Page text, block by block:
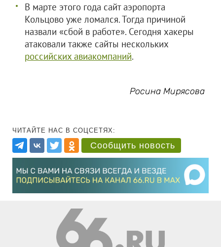
В марте этого года сайт аэропорта
Кольцово уже ломался. Тогда причиной
назвали «сбой в работе». Сегодня хакеры
атаковали также сайты нескольких
российских авиакомпаний.
Росина Мирясова
ЧИТАЙТЕ НАС В СОЦСЕТЯХ:
Сообщить новость